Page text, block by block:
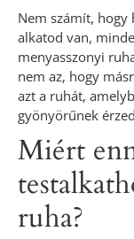
Nem számít,
alkatod van,
menyasszonyi
nem az, hogy
azt a ruhát,
gyönyörűnek
Miért
ruha?